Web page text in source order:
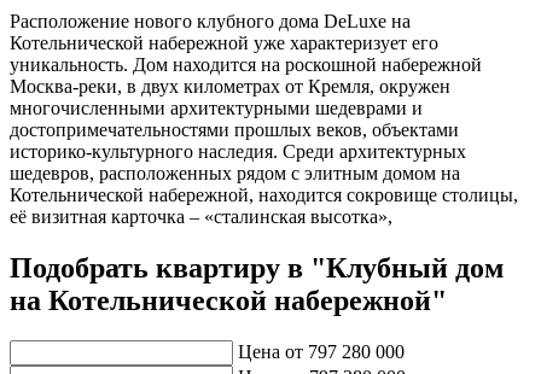
Расположение нового клубного дома DeLuxe на
Котельнической набережной уже характеризует его
уникальность. Дом находится на роскошной набережной
Москва-реки, в двух километрах от Кремля, окружен
многочисленными архитектурными шедеврами и
достопримечательностями прошлых веков, объектами
историко-культурного наследия. Среди архитектурных
шедевров, расположенных рядом с элитным домом на
Котельнической набережной, находится сокровище столицы,
её визитная карточка – «сталинская высотка»,
Подобрать квартиру в "Клубный дом
на Котельнической набережной"
Цена от 797 280 000